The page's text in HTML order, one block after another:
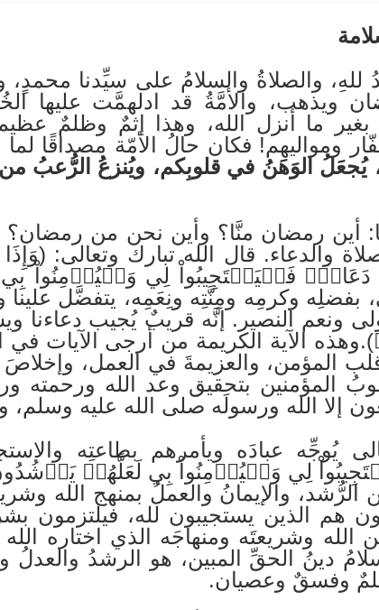
للهِ، والصلاةُ والسلامُ على سيِّدنا
ويذهب، والأمَّةُ قد ادلهمَّت عليها
ما أنزل الله، وهذا إثمٌ وظلمٌ
ومواليهم! فكان حالُ الأمّة مصداقًا
يُجعَلُ الوَهَنُ في قلوبِكم، ويُنزعُ الرُّعبُ
أين رمضان منَّا؟ وأين نحن من رمضان؟
والدعاء. قال الله تبارك وتعالى:
بفضلِه وكرمِه ومِنَّتِه ونِعَمِه، يتفضَّل علينا
ونعم النصير. إنَّه قريبٌ يُجيب
الآية الكريمة من أرجى الآيات في
المؤمن، والعزيمةَ في العمل، وإخلاصَ
المؤمنين بتحقيق وعد الله ورحمته
إلا الله ورسولَه صلى الله عليه وسلم،
يُوجِّه عبادَه ويأمرهم بطاعتِه
لِي وَلۡيُؤۡمِنُواْ بِي لَعَلَّهُمۡ يَرۡشُدُونَ).
الرُّشد، والإيمانُ والعملُ بمنهج الله
هم الذين يستجيبون لله، فيلتزمون
الله وشريعتَه ومنهاجَه الذي اختاره
دينُ الحقِّ المبين، هو الرشدُ والعدلُ
وفسقٌ وعصيان.